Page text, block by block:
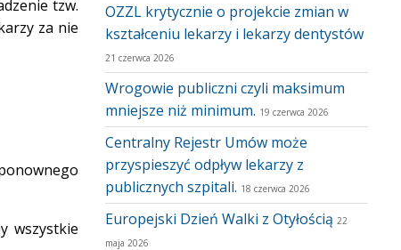
tzw.
za nie
wszystkie
OZZL krytycznie o projekcie zmian w
kształceniu lekarzy i lekarzy dentystów
21 czerwca 2026
Wrogowie publiczni czyli maksimum
mniejsze niż minimum. 19 czerwca 2026
Centralny Rejestr Umów może
przyspieszyć odpływ lekarzy z
publicznych szpitali. 18 czerwca 2026
Europejski Dzień Walki z Otyłością 22
maja 2026